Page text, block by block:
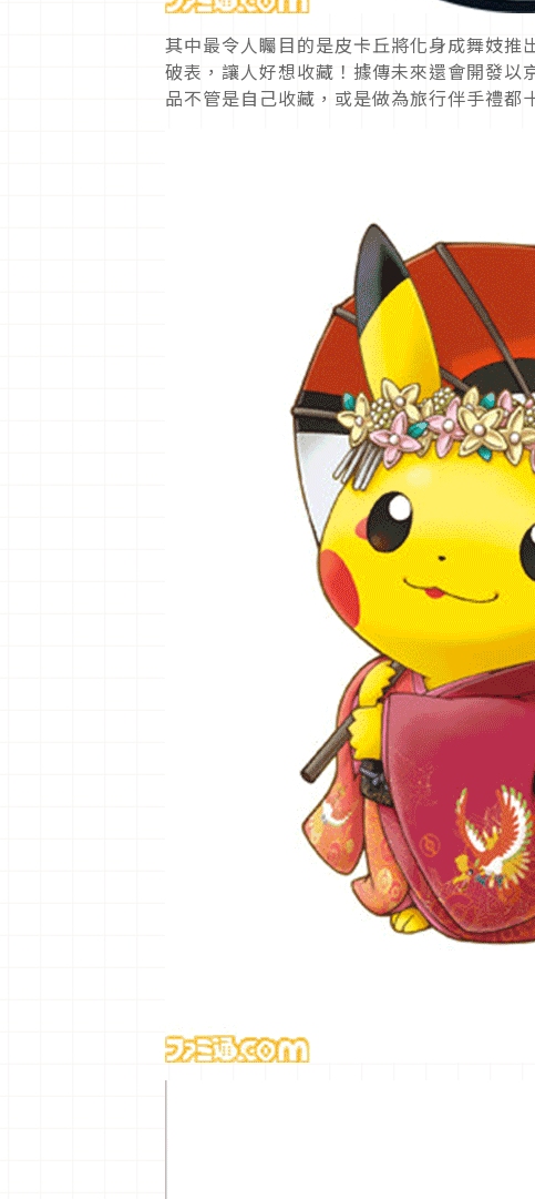
其中最令人矚目的是皮卡丘將化身成舞妓
破表，讓人好想收藏！據傳未來還會開發
品不管是自己收藏，或是做為旅行伴手禮都